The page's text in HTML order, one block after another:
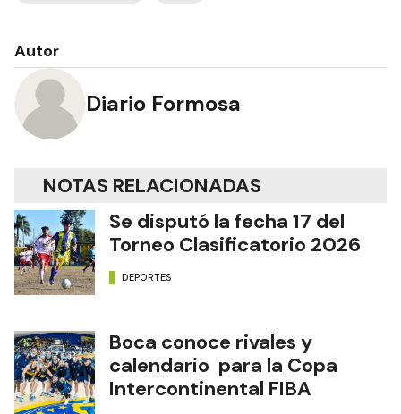
Autor
Diario Formosa
NOTAS RELACIONADAS
Se disputó la fecha 17 del
Torneo Clasificatorio 2026
DEPORTES
Boca conoce rivales y
calendario para la Copa
Intercontinental FIBA